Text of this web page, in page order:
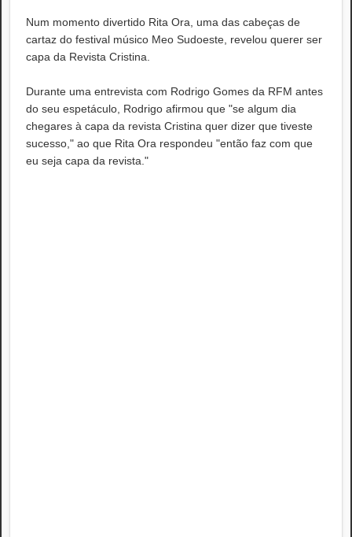
Num momento divertido Rita Ora, uma das cabeças de
cartaz do festival músico Meo Sudoeste, revelou querer ser
capa da Revista Cristina.
Durante uma entrevista com Rodrigo Gomes da RFM antes
do seu espetáculo, Rodrigo afirmou que "se algum dia
chegares à capa da revista Cristina quer dizer que tiveste
sucesso," ao que Rita Ora respondeu "então faz com que
eu seja capa da revista."